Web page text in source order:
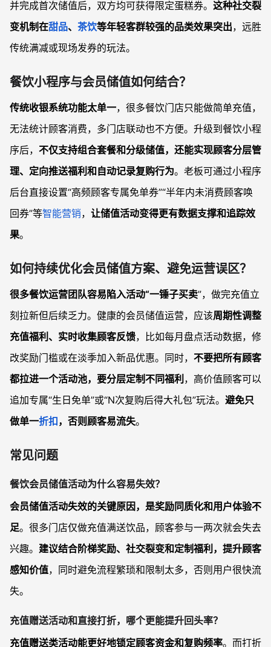
并完成首次储值后，双方均可获得限定蛋糕券。 这种社交裂
变机制在甜品、 茶饮等年轻客群较强的品类效果突出，远胜
传统满减或现场发券的玩法。
餐饮小程序与会员储值如何结合？
传统收银系统功能太单一，很多餐饮门店只能做简单充值，
无法统计顾客消费，多门店联动也不方便。升级到餐饮小程
序后， 不仅支持组合套餐和分级储值，还能实现顾客分层管
理、定向推送福利和自动记录复购行为。老板可通过小程序
后台直接设置“高频顾客专属免单券”“半年内未消费顾客唤
回券”等智能营销， 让储值活动变得更有数据支撑和追踪效
果。
如何持续优化会员储值方案、避免运营误区？
很多餐饮运营团队容易陷入活动“一锤子买卖”，做完充值立
刻拉新但后续乏力。健康的会员储值运营，应该周期性调整
充值福利、实时收集顾客反馈，比如每月盘点活动数据，修
改奖励门槛或在淡季加入新品优惠。同时， 不要把所有顾客
都拉进一个活动池，要分层定制不同福利 ，高价值顾客可以
追加专属“生日免单”或“N次复购后得大礼包”玩法。 避免只
做单一折扣，否则顾客易流失。
常见问题
餐饮会员储值活动为什么容易失效？
会员储值活动失效的关键原因，是奖励同质化和用户体验不
足。很多门店仅做充值满送饮品，顾客参与一两次就会失去
兴趣。 建议结合阶梯奖励、社交裂变和定制福利，提升顾客
感知价值，同时避免流程繁琐和限制太多，否则用户很快流
失。
充值赠送活动和直接打折，哪个更能提升回头率？
充值赠送类活动能更好地锁定顾客资金和复购频率。而打折